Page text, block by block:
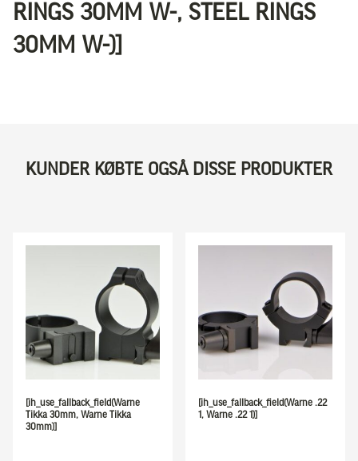
RINGS 30MM W-, STEEL RINGS
30MM W-)]
KUNDER KØBTE OGSÅ DISSE PRODUKTER
[ih_use_fallback_field(Warne
Tikka 30mm, Warne Tikka
30mm)]
[ih_use_fallback_field(Warne .22
1, Warne .22 1)]